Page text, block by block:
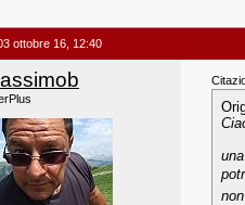
ottobre 16, 12:40